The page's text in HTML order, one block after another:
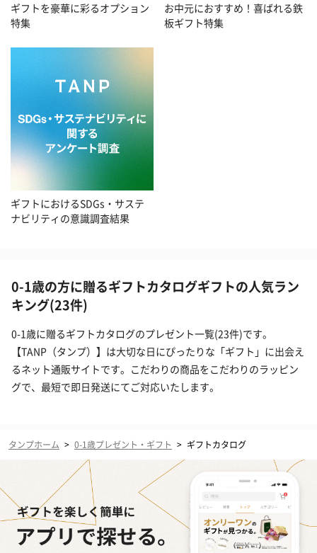
ギフトを豪華に彩るオプション
特集
お中元におすすめ！喜ばれる鉄
板ギフト特集
ギフトにおけるSDGs・サステ
ナビリティの意識調査結果
0-1歳の方に贈るギフトカタログギフトの人気ラン
キング(23件)
0-1歳に贈るギフトカタログのプレゼント一覧(23件)です。
【TANP（タンプ）】は大切な日にぴったりな「ギフト」に出会え
るネット通販サイトです。こだわりの商品をこだわりのラッピン
グで、最短で即日発送にてご対応いたします。
タンプホーム > 0-1歳プレゼント・ギフト > ギフトカタログ